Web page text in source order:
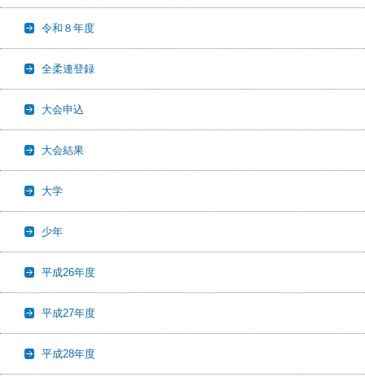
令和８年度
全柔連登録
大会申込
大会結果
大学
少年
平成26年度
平成27年度
平成28年度